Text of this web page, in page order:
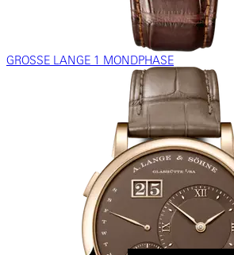
GROSSE LANGE 1 MONDPHASE